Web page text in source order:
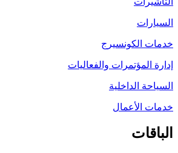
السيارات
خدمات الكونسيرج
إدارة المؤتمرات والفعاليات
السياحة الداخلية
خدمات الأعمال
الباقات